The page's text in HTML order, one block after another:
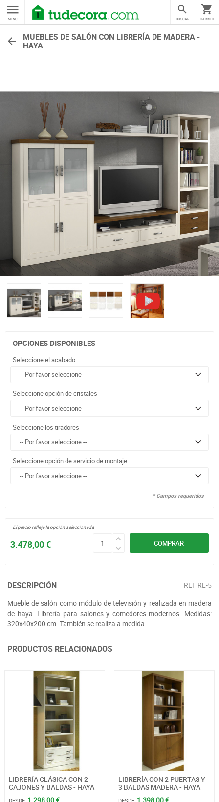
MENU CARRITO
BUSCAR
MUEBLES DE SALÓN CON LIBRERÍA DE MADERA -
HAYA
OPCIONES DISPONIBLES
Seleccione el acabado
Seleccione opción de cristales
Seleccione los tiradores
Seleccione opción de servicio de montaje
* Campos requeridos
COMPRAR
3.478,00 €
El precio refleja la opción seleccionada
DESCRIPCIÓN REF RL-5
Mueble de salón como módulo de televisión y realizada en madera
de haya. Librería para salones y comedores modernos. Medidas:
320x40x200 cm. También se realiza a medida.
PRODUCTOS RELACIONADOS
LIBRERÍA CLÁSICA CON 2
CAJONES Y BALDAS - HAYA
DESDE 1.298,00 €
LIBRERÍA CON 2 PUERTAS Y
3 BALDAS MADERA - HAYA
DESDE 1.398,00 €